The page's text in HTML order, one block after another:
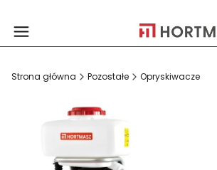
Strona główna Pozostałe Opryskiwacze